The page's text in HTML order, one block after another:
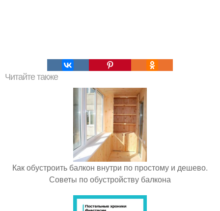
Читайте также
Как обустроить балкон внутри по простому и дешево.
Советы по обустройству балкона